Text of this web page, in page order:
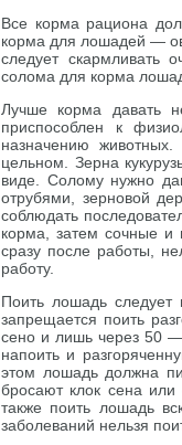
Все корма рациона
корма для лошадей —
следует скармливать
солома для корма
Лучше корма давать
приспособлен к
назначению
цельном. Зерна
виде. Солому нужно
отрубями, зерновой
соблюдать
корма, затем сочные и
сразу после работы,
работу.
Поить лошадь
запрещается поить
сено и лишь через 50
напоить и
этом лошадь должна
бросают клок сена
также поить лошадь
заболеваний нельзя